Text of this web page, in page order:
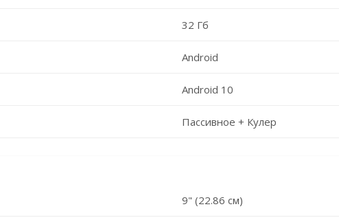
32 Гб
Android
Android 10
Пассивное + Кулер
9" (22.86 см)